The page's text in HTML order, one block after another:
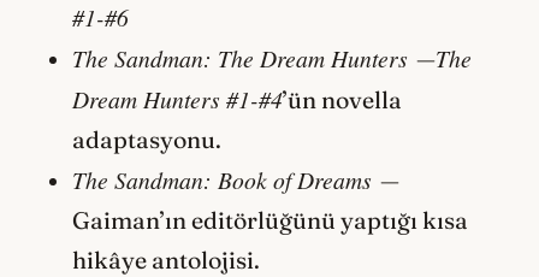
#1-#6
The Sandman: The Dream Hunters —The
Dream Hunters #1-#4’ün novella
adaptasyonu.
The Sandman: Book of Dreams —
Gaiman’ın editörlüğünü yaptığı kısa
hikâye antolojisi.